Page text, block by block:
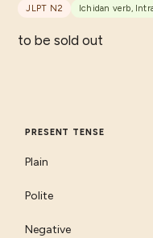
JLPT N2 Ichidan verb,
to be sold out
PRESENT TENSE
Plain
Polite
Negative